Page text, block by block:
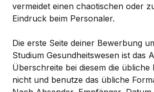
vermeidet einen chaotischen oder
Eindruck beim Personaler.
Die erste Seite deiner Bewerbung
Studium Gesundheitswesen ist das
Überschreite bei diesem die übliche
nicht und benutze das übliche